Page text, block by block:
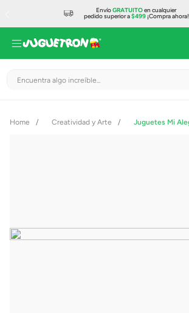
EnvíoGRATUITOen cualquier
pedido superior a$499¡Compra ahora!
Encuentra algo increíble...
Creatividad y Arte